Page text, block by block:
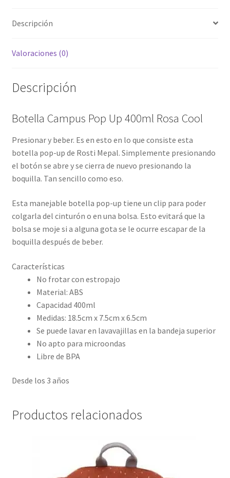
Descripción
Valoraciones (0)
Descripción
Botella Campus Pop Up 400ml Rosa Cool
Presionar y beber. Es en esto en lo que consiste esta
botella pop-up de Rosti Mepal. Simplemente presionando
el botón se abre y se cierra de nuevo presionando la
boquilla. Tan sencillo como eso.
Esta manejable botella pop-up tiene un clip para poder
colgarla del cinturón o en una bolsa. Esto evitará que la
bolsa se moje si a alguna gota se le ocurre escapar de la
boquilla después de beber.
Características
No frotar con estropajo
Material: ABS
Capacidad 400ml
Medidas: 18.5cm x 7.5cm x 6.5cm
Se puede lavar en lavavajillas en la bandeja superior
No apto para microondas
Libre de BPA
Desde los 3 años
Productos relacionados